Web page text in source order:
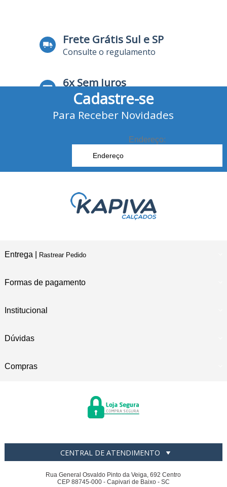
Frete Grátis Sul e SP
Consulte o regulamento
6x Sem Juros
no Cartão de Crédito
no Boleto Bancário e Pix
Cadastre-se
Para Receber Novidades
Endereço:
Entrega | Rastrear Pedido
Formas de pagamento
Institucional
Dúvidas
Compras
CENTRAL DE ATENDIMENTO
Rua General Osvaldo Pinto da Veiga, 692 Centro
CEP 88745-000 - Capivari de Baixo - SC